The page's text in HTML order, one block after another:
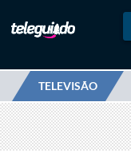
TELEVISÃO